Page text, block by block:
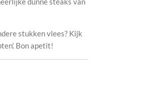
stukken vlees? Kijk
Bon apetit!